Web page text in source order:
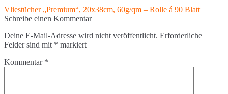
Vliestücher „Premium“, 20x38cm, 60g/qm – Rolle á 90 Blatt
Schreibe einen Kommentar
Deine E-Mail-Adresse wird nicht veröffentlicht. Erforderliche
Felder sind mit * markiert
Kommentar *